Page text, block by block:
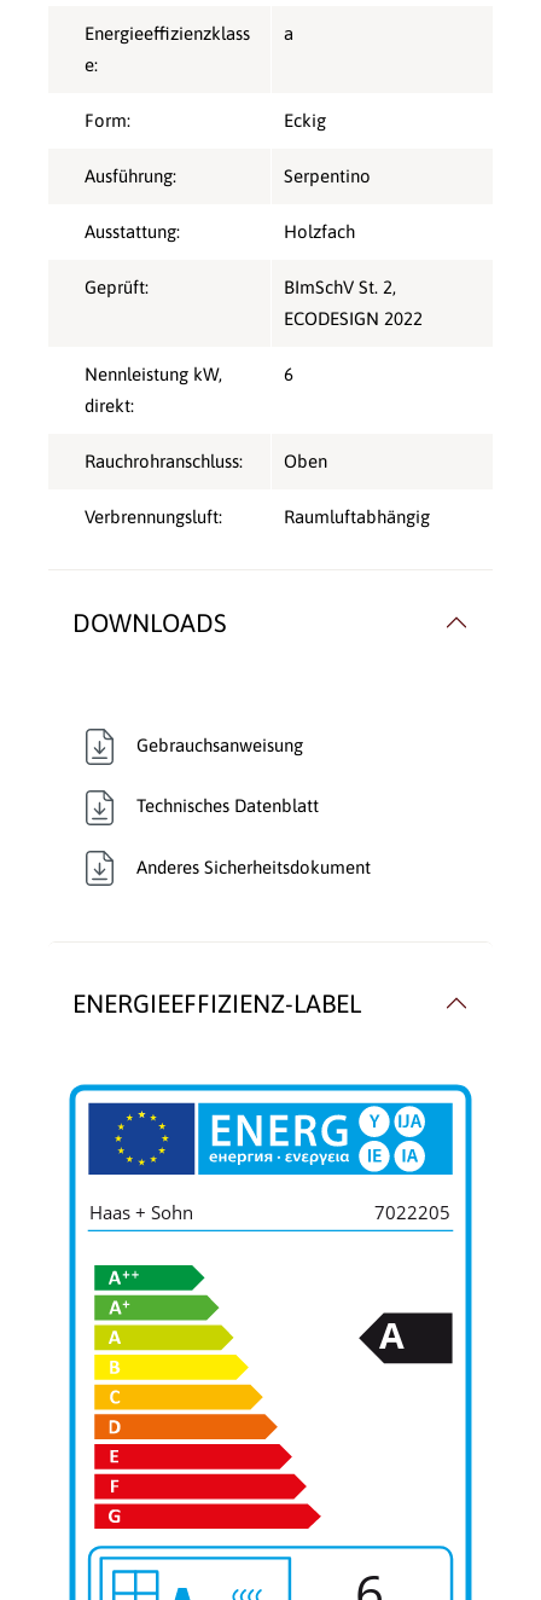
Energieeffizienzklass
e:
a
Form: Eckig
Ausführung: Serpentino
Ausstattung: Holzfach
Geprüft: BImSchV St. 2,
ECODESIGN 2022
Nennleistung kW,
direkt:
6
Rauchrohranschluss: Oben
Verbrennungsluft: Raumluftabhängig
DOWNLOADS
Gebrauchsanweisung
Technisches Datenblatt
Anderes Sicherheitsdokument
ENERGIEEFFIZIENZ-LABEL
Haas + Sohn 7022205
A